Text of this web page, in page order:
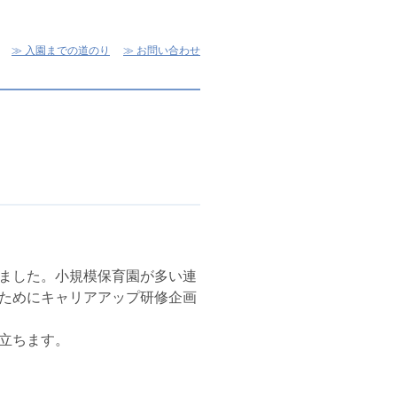
入園までの道のり お問い合わせ
した。小規模保育園が多い連
めにキャリアアップ研修企画
ちます。